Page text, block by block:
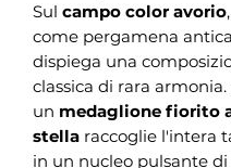
Sul campo color avorio
come pergamena
dispiega una
classica di rara
un medaglione fiorito
stella raccoglie l'intera
in un nucleo pulsante